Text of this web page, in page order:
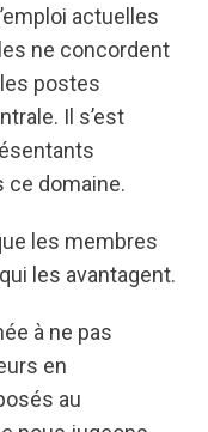
actuelles
ne concordent
postes
Il s’est
ce domaine.
les membres
les avantagent.
à ne pas
en
au